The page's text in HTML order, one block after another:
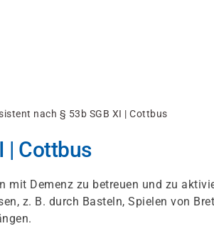
nach § 53b SGB XI | Cottbus
| Cottbus
mit Demenz zu betreuen und zu
z. B. durch Basteln, Spielen von